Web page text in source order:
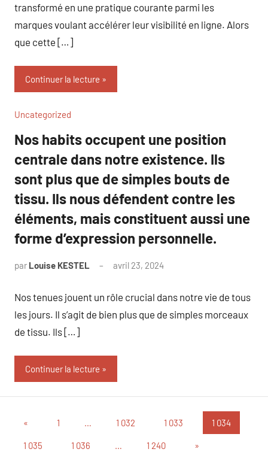
transformé en une pratique courante parmi les
marques voulant accélérer leur visibilité en ligne. Alors
que cette […]
Continuer la lecture
Uncategorized
Nos habits occupent une position
centrale dans notre existence. Ils
sont plus que de simples bouts de
tissu. Ils nous défendent contre les
éléments, mais constituent aussi une
forme d’expression personnelle.
par Louise KESTEL avril 23, 2024
Nos tenues jouent un rôle crucial dans notre vie de tous
les jours. Il s’agit de bien plus que de simples morceaux
de tissu. Ils […]
Continuer la lecture
Pagination
des
« Publications
1 … 1 032 1 033 1 034
1 035 1 036 … 1 240 Articles
»